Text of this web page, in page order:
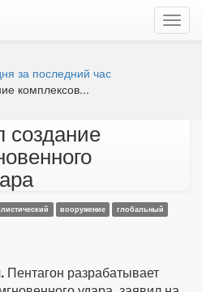
за последний час
комплексов...
создание
вооружение
глобальный
Пентагон разрабатывает